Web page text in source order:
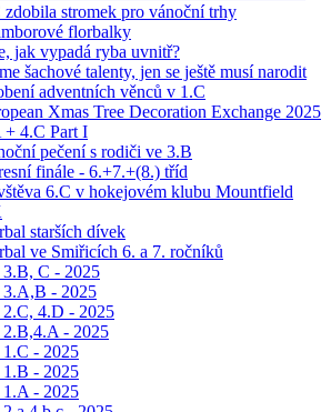
zdobila stromek pro vánoční trhy
florbalky
jak vypadá ryba uvnitř?
šachové talenty, jen se ještě musí narodit
adventních věnců v 1.C
Xmas Tree Decoration Exchange 2025
+ 4.C Part I
pečení s rodiči ve 3.B
finále - 6.+7.+(8.) tříd
6.C v hokejovém klubu Mountfield
starších dívek
ve Smiřicích 6. a 7. ročníků
3.B, C - 2025
3.A,B - 2025
2.C, 4.D - 2025
2.B,4.A - 2025
1.C - 2025
1.B - 2025
1.A - 2025